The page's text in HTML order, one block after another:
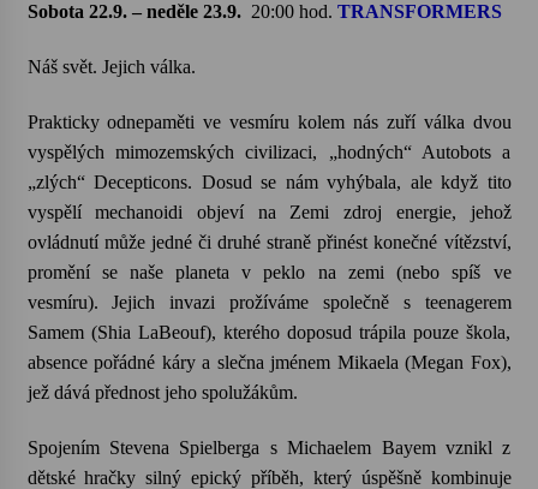
Sobota 22.9. – neděle 23.9. 20:00 hod. TRANSFORMERS
Náš svět. Jejich válka.
Prakticky odnepaměti ve vesmíru kolem nás zuří válka dvou
vyspělých mimozemských civilizaci, „hodných“ Autobots a
„zlých“ Decepticons. Dosud se nám vyhýbala, ale když tito
vyspělí mechanoidi objeví na Zemi zdroj energie, jehož
ovládnutí může jedné či druhé straně přinést konečné vítězství,
promění se naše planeta v peklo na zemi (nebo spíš ve
vesmíru). Jejich invazi prožíváme společně s teenagerem
Samem (Shia LaBeouf), kterého doposud trápila pouze škola,
absence pořádné káry a slečna jménem Mikaela (Megan Fox),
jež dává přednost jeho spolužákům.
Spojením Stevena Spielberga s Michaelem Bayem vznikl z
dětské hračky silný epický příběh, který úspěšně kombinuje